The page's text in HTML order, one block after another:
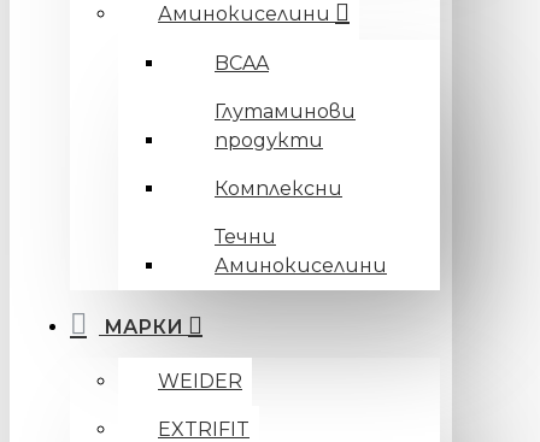
Аминокиселини
BCAA
Глутаминови
продукти
Комплексни
Течни
Аминокиселини
МАРКИ
WEIDER
EXTRIFIT